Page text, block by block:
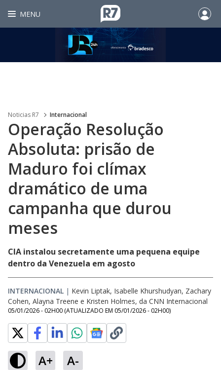
MENU
Noticias R7 Internacional
Operação Resolução
Absoluta: prisão de
Maduro foi clímax
dramático de uma
campanha que durou
meses
CIA instalou secretamente uma pequena equipe
dentro da Venezuela em agosto
INTERNACIONAL | Kevin Liptak, Isabelle Khurshudyan, Zachary
Cohen, Alayna Treene e Kristen Holmes, da CNN Internacional
05/01/2026 - 02H00 (ATUALIZADO EM 05/01/2026 - 02H00)
A+ A-